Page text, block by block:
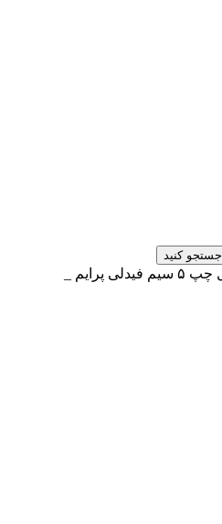
جستجو کنید
آینه بغل چپ ۵ سیم فیدلی پرایم _